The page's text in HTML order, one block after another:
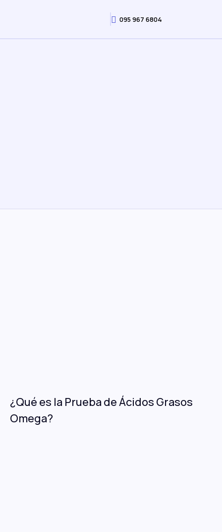
095 967 6804
¿Qué es la Prueba de Ácidos Grasos
Omega?